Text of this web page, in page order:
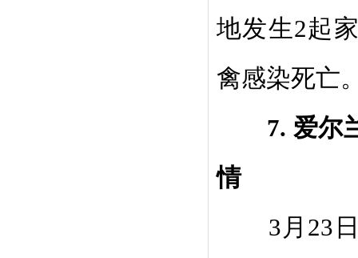
地发生2起
禽感染死亡
7. 爱尔
情
3 月 23